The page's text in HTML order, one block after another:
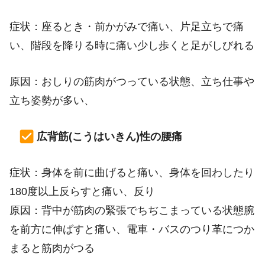
症状：座るとき・前かがみで痛い、片足立ちで痛
い、階段を降りる時に痛い少し歩くと足がしびれる
原因：おしりの筋肉がつっている状態、立ち仕事や
立ち姿勢が多い、
広背筋(こうはいきん)性の腰痛
症状：身体を前に曲げると痛い、身体を回わしたり
180度以上反らすと痛い、反り
原因：背中が筋肉の緊張でちぢこまっている状態腕
を前方に伸ばすと痛い、電車・バスのつり革につか
まると筋肉がつる